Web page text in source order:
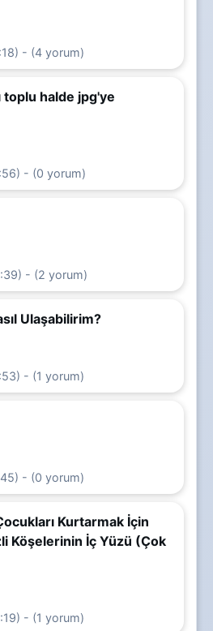
- (4 yorum)
toplu halde jpg'ye
- (0 yorum)
- (2 yorum)
Ulaşabilirim?
- (1 yorum)
- (0 yorum)
Kurtarmak İçin
Köşelerinin İç Yüzü (Çok
- (1 yorum)